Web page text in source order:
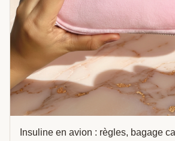
Insuline en avion : règles, bagage